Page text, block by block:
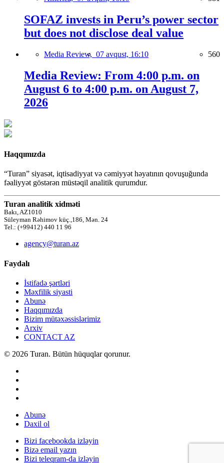
SOFAZ invests in Peru’s power sector
but does not disclose deal value
Media Review, 07 avqust, 16:10 560
Media Review: From 4:00 p.m. on
August 6 to 4:00 p.m. on August 7,
2026
Haqqımızda
“Turan” siyasət, iqtisadiyyat və cəmiyyət həyatının qovuşuğunda
fəaliyyət göstərən müstəqil analitik qurumdur.
Turan analitik xidməti
Bakı, AZ1010
Süleyman Rəhimov küç.,186, Mən. 24
Tel.: (+99412) 440 11 96
agency@turan.az
Faydalı
İstifadə şərtləri
Məxfilik siyasti
Abunə
Haqqımızda
Bizim mütəxəssislərimiz
Arxiv
CONTACT AZ
© 2026 Turan. Bütün hüquqlar qorunur.
Abunə
Daxil ol
Bizi facebookda izləyin
Bizə email yazın
Bizi teleqram-da izləyin